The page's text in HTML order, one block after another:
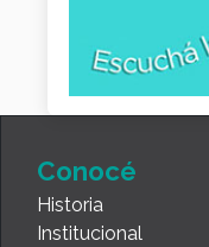
Conocé
Historia
Institucional